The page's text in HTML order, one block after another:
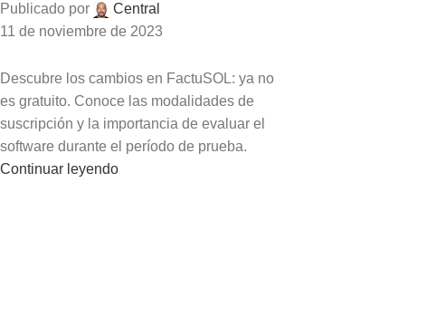
Publicado por
Central
11 de noviembre de 2023
Descubre los cambios en FactuSOL: ya no
es gratuito. Conoce las modalidades de
suscripción y la importancia de evaluar el
software durante el período de prueba.
Continuar leyendo